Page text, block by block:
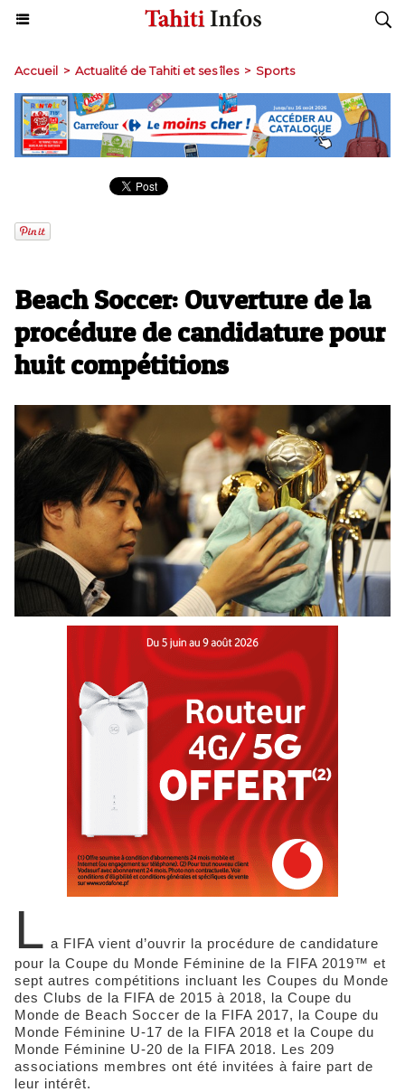
Accueil > Actualité de Tahiti et ses îles > Sports
Beach Soccer: Ouverture de la
procédure de candidature pour
huit compétitions
L a FIFA vient d’ouvrir la procédure de candidature
pour la Coupe du Monde Féminine de la FIFA 2019™ et
sept autres compétitions incluant les Coupes du Monde
des Clubs de la FIFA de 2015 à 2018, la Coupe du
Monde de Beach Soccer de la FIFA 2017, la Coupe du
Monde Féminine U-17 de la FIFA 2018 et la Coupe du
Monde Féminine U-20 de la FIFA 2018. Les 209
associations membres ont été invitées à faire part de
leur intérêt.